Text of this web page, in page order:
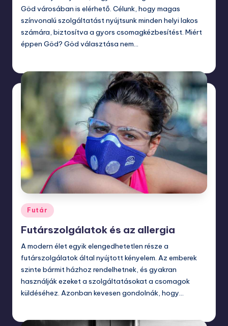
Göd városában is elérhető. Célunk, hogy magas
színvonalú szolgáltatást nyújtsunk minden helyi lakos
számára, biztosítva a gyors csomagkézbesítést. Miért
éppen Göd? Göd választása nem…
Posted
in
Futár
Futárszolgálatok és az allergia
A modern élet egyik elengedhetetlen része a
futárszolgálatok által nyújtott kényelem. Az emberek
szinte bármit házhoz rendelhetnek, és gyakran
használják ezeket a szolgáltatásokat a csomagok
küldéséhez. Azonban kevesen gondolnák, hogy…